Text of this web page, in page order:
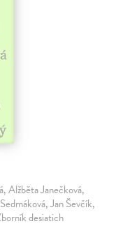
Alžběta Janečková,
Jan Ševčík,
desiatich